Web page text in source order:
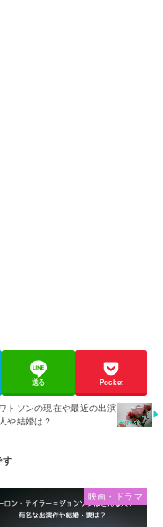
送る Pocket
トソンの現在や最近の出演
や結婚は？
映画・ドラマ